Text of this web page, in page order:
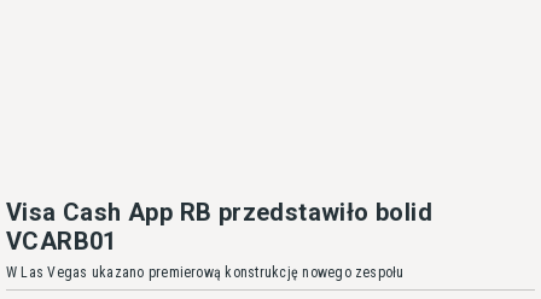
Visa Cash App RB przedstawiło bolid
VCARB01
W Las Vegas ukazano premierową konstrukcję nowego zespołu